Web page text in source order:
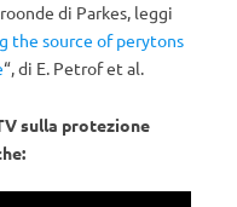
di Parkes, leggi
the source of perytons
“, di E. Petrof et al.
sulla protezione